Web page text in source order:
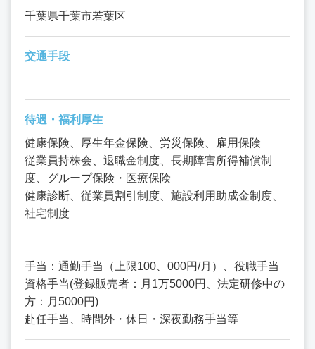
千葉県千葉市若葉区
交通手段
待遇・福利厚生
健康保険、厚生年金保険、労災保険、雇用保険
従業員持株会、退職金制度、長期障害所得補償制
度、グループ保険・医療保険
健康診断、従業員割引制度、施設利用助成金制度、
社宅制度
手当：通勤手当（上限100、000円/月）、役職手当
資格手当(登録販売者：月1万5000円、法定研修中の
方：月5000円)
赴任手当、時間外・休日・深夜勤務手当等